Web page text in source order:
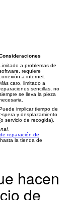
a problemas de
requiere
a internet.
caro, limitado a
sencillas, no
se lleva la pieza
implicar tiempo de
y desplazamiento
servicio de recogida).
reparación de
la tienda de
hacen
de